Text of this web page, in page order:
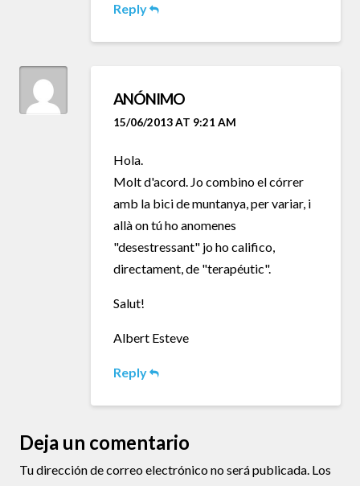
Reply
ANÓNIMO
15/06/2013 AT 9:21 AM
Hola.
Molt d'acord. Jo combino el córrer
amb la bici de muntanya, per variar, i
allà on tú ho anomenes
"desestressant" jo ho califico,
directament, de "terapéutic".
Salut!
Albert Esteve
Reply
Deja un comentario
Tu dirección de correo electrónico no será publicada. Los